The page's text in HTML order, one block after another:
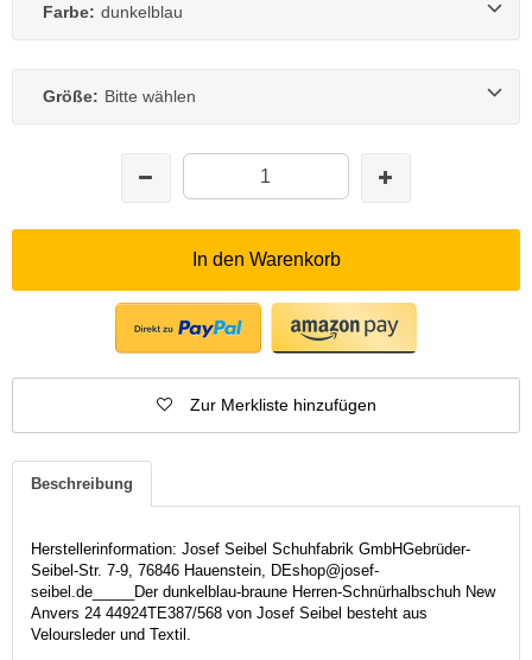
Farbe: dunkelblau
Größe: Bitte wählen
In den Warenkorb
Zur Merkliste hinzufügen
Beschreibung
Herstellerinformation: Josef Seibel Schuhfabrik GmbHGebrüder-
Seibel-Str. 7-9, 76846 Hauenstein, DEshop@josef-
seibel.de_____Der dunkelblau-braune Herren-Schnürhalbschuh New
Anvers 24 44924TE387/568 von Josef Seibel besteht aus
Veloursleder und Textil.